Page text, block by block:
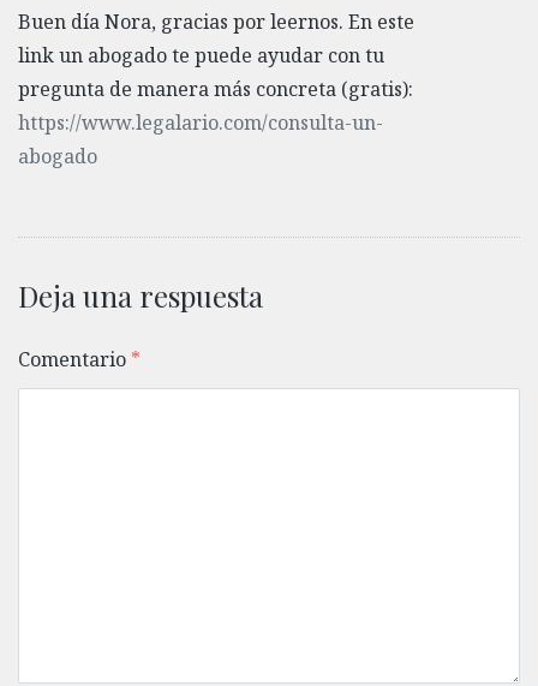
Buen día Nora, gracias por leernos. En este
link un abogado te puede ayudar con tu
pregunta de manera más concreta (gratis):
https://www.legalario.com/consulta-un-
abogado
Deja una respuesta
Comentario *